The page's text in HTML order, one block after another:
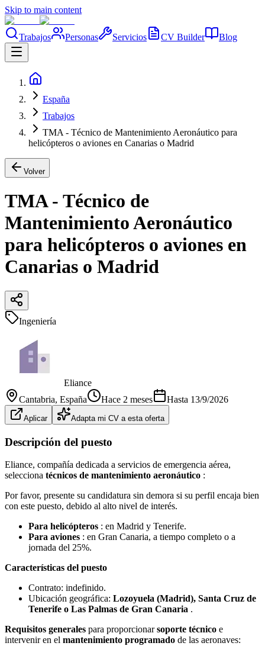
Skip to main content
Trabajos Personas Servicios CV Builder Blog
España
Trabajos
TMA - Técnico de Mantenimiento Aeronáutico para
helicópteros o aviones en Canarias o Madrid
Volver
TMA - Técnico de
Mantenimiento Aeronáutico
para helicópteros o aviones en
Canarias o Madrid
Ingeniería
Eliance
Cantabria, España Hace 2 meses Hasta 13/9/2026
Aplicar Adapta mi CV a esta oferta
Descripción del puesto
Eliance, compañía dedicada a servicios de emergencia aérea,
selecciona técnicos de mantenimiento aeronáutico :
Por favor, presente su candidatura sin demora si su perfil encaja bien
con este puesto, debido al alto nivel de interés.
Para helicópteros : en Madrid y Tenerife.
Para aviones : en Gran Canaria, a tiempo completo o a
jornada del 25%.
Características del puesto
Contrato: indefinido.
Ubicación geográfica: Lozoyuela (Madrid), Santa Cruz de
Tenerife o Las Palmas de Gran Canaria .
Requisitos generales para proporcionarsoporte técnico e
intervenir en el mantenimiento programado de las aeronaves: